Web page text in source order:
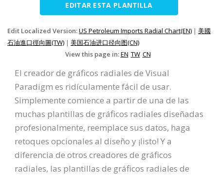
EDITAR ESTA PLANTILLA
Edit Localized Version:US Petroleum Imports Radial Chart(EN) | 美國
石油進口徑向圖(TW) | 美国石油进口径向图(CN)
View this page in:EN TW CN
El creador de gráficos radiales de Visual
Paradigm es ridículamente fácil de usar.
Simplemente comience a partir de una de las
muchas plantillas de gráficos radiales diseñadas
profesionalmente, reemplace sus datos, haga
retoques opcionales al diseño y ¡listo! Y a
diferencia de otros creadores de gráficos
radiales, las plantillas de gráficos radiales de